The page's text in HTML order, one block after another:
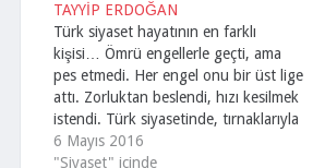
TAYYİP ERDOĞAN
Türk siyaset hayatının en farklı
kişisi… Ömrü engellerle geçti, ama
pes etmedi. Her engel onu bir üst lige
attı. Zorluktan beslendi, hızı kesilmek
istendi. Türk siyasetinde, tırnaklarıyla
gelen ilk siyasi… Özal, Demirel,
Mesut, Çiller, Erbakan bunlar belli bir
6 Mayıs 2016
"Siyaset" içinde